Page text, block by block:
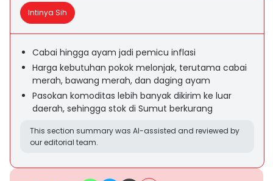
Intinya Sih
Cabai hingga ayam jadi pemicu inflasi
Harga kebutuhan pokok melonjak, terutama cabai
merah, bawang merah, dan daging ayam
Pasokan komoditas lebih banyak dikirim ke luar
daerah, sehingga stok di Sumut berkurang
This section summary was AI-assisted and reviewed by
our editorial team.